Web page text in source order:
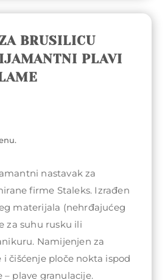
BRUSILICU
PLAVI
nastavak za
firme Staleks. Izrađen
materijala (nehrđajućeg
za suhu rusku ili
Namijenjen za
i čišćenje ploče nokta ispod
– plave granulacije.